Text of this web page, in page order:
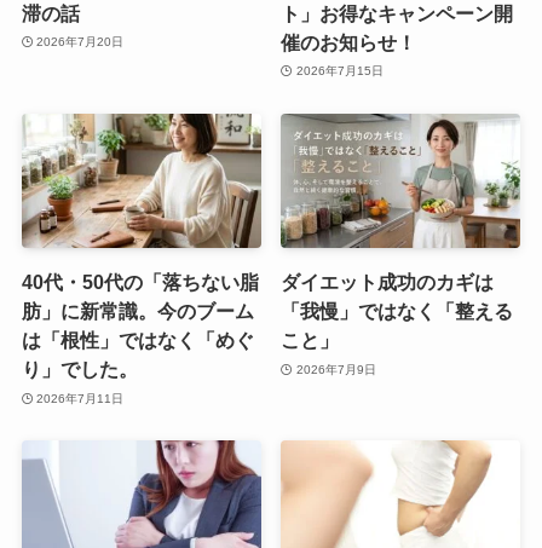
滞の話
2026年7月20日
ト」お得なキャンペーン開
催のお知らせ！
2026年7月15日
40代・50代の「落ちない脂
肪」に新常識。今のブーム
は「根性」ではなく「めぐ
り」でした。
2026年7月11日
ダイエット成功のカギは
「我慢」ではなく「整える
こと」
2026年7月9日